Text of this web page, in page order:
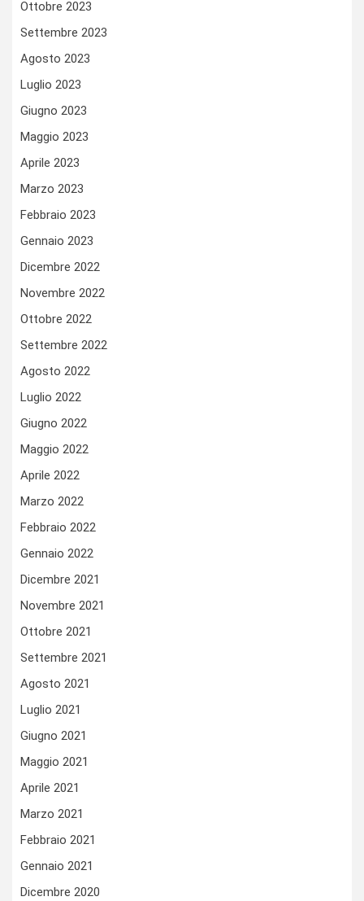
Ottobre 2023
Settembre 2023
Agosto 2023
Luglio 2023
Giugno 2023
Maggio 2023
Aprile 2023
Marzo 2023
Febbraio 2023
Gennaio 2023
Dicembre 2022
Novembre 2022
Ottobre 2022
Settembre 2022
Agosto 2022
Luglio 2022
Giugno 2022
Maggio 2022
Aprile 2022
Marzo 2022
Febbraio 2022
Gennaio 2022
Dicembre 2021
Novembre 2021
Ottobre 2021
Settembre 2021
Agosto 2021
Luglio 2021
Giugno 2021
Maggio 2021
Aprile 2021
Marzo 2021
Febbraio 2021
Gennaio 2021
Dicembre 2020